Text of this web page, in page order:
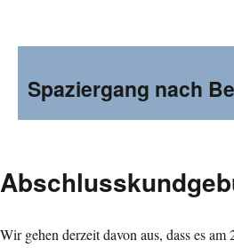
Spaziergang nach
Wir gehen derzeit davon aus, dass es